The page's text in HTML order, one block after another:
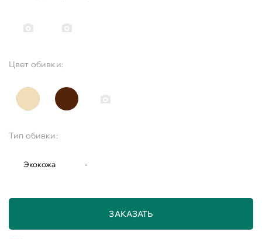
Цвет обивки:
Тип обивки:
Экокожа -
ЗАКАЗАТЬ